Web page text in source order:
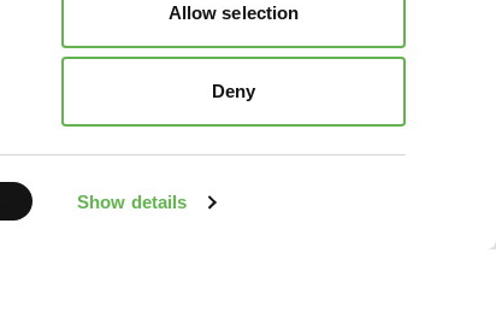
Show details
Allow selection
Deny